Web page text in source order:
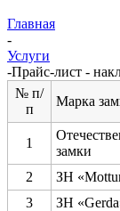
Главная
-
Услуги
-Прайс-лист -
№ п/
п
Марка
1
замки
2 ЗН
3
ЗН